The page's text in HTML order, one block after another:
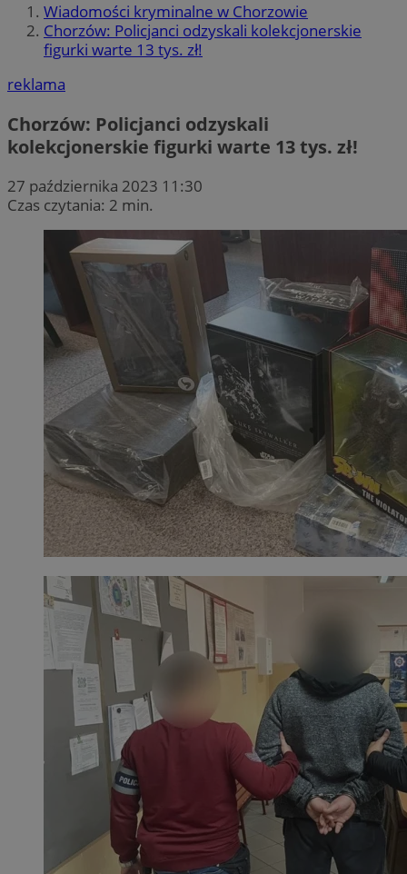
Wiadomości kryminalne w Chorzowie
Chorzów: Policjanci odzyskali kolekcjonerskie
figurki warte 13 tys. zł!
reklama
Chorzów: Policjanci odzyskali
kolekcjonerskie figurki warte 13 tys. zł!
27 października 2023 11:30
Czas czytania: 2 min.